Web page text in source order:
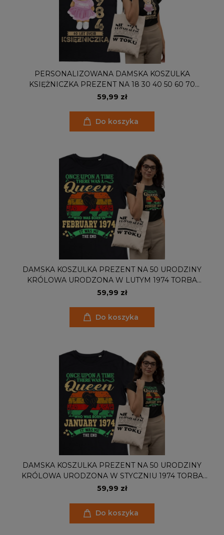
PERSONALIZOWANA DAMSKA KOSZULKA
KSIĘŻNICZKA PREZENT NA 18 30 40 50 60 70
URODZINY PODAJ IMIĘ I ROK TORBA GRATIS
59,99 zł
Do koszyka
DAMSKA KOSZULKA PREZENT NA 50 URODZINY
KRÓLOWA URODZONA W LUTYM 1974 TORBA
GRATIS
59,99 zł
Do koszyka
DAMSKA KOSZULKA PREZENT NA 50 URODZINY
KRÓLOWA URODZONA W STYCZNIU 1974 TORBA
GRATIS
59,99 zł
Do koszyka